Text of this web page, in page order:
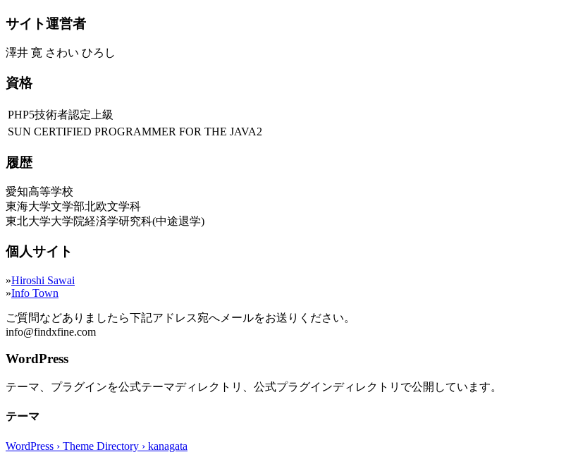
サイト運営者
澤井 寛 さわい ひろし
資格
PHP5技術者認定上級
SUN CERTIFIED PROGRAMMER FOR THE JAVA2
履歴
愛知高等学校
東海大学文学部北欧文学科
東北大学大学院経済学研究科(中途退学)
個人サイト
»Hiroshi Sawai
»Info Town
ご質問などありましたら下記アドレス宛へメールをお送りください。
info@findxfine.com
WordPress
テーマ、プラグインを公式テーマディレクトリ、公式プラグインディレクトリで公開しています。
テーマ
WordPress › Theme Directory › kanagata